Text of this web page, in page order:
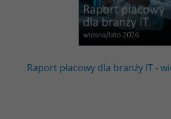
Raport płacowy dla branży IT -